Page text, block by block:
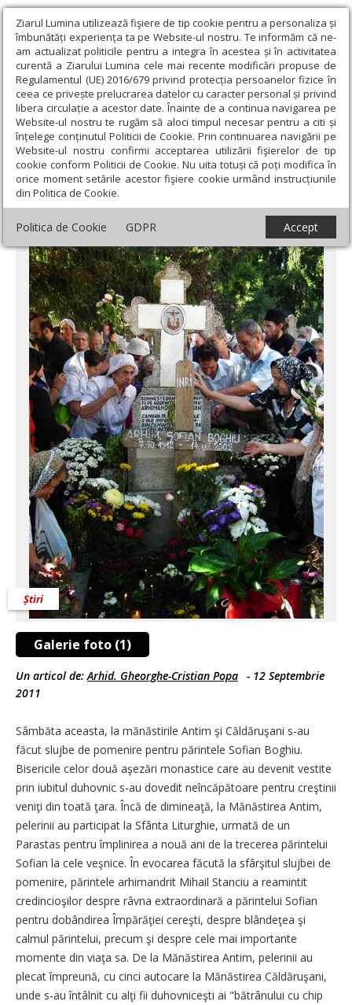
Ziarul Lumina utilizează fişiere de tip cookie pentru a personaliza și
îmbunătăți experiența ta pe Website-ul nostru. Te informăm că ne-
am actualizat politicile pentru a integra în acestea și în activitatea
curentă a Ziarului Lumina cele mai recente modificări propuse de
Regulamentul (UE) 2016/679 privind protecția persoanelor fizice în
ceea ce privește prelucrarea datelor cu caracter personal și privind
libera circulație a acestor date. Înainte de a continua navigarea pe
Website-ul nostru te rugăm să aloci timpul necesar pentru a citi și
înțelege conținutul Politicii de Cookie. Prin continuarea navigării pe
Website-ul nostru confirmi acceptarea utilizării fişierelor de tip
cookie conform Politicii de Cookie. Nu uita totuși că poți modifica în
orice moment setările acestor fişiere cookie urmând instrucțiunile
din Politica de Cookie.
Politica de Cookie GDPR Accept
Ziarul Lumina › Actualitate religioasă › Știri › Sute de creştini s-
au adunat la mormântul părintelui Sofian
Sute de creştini s-au adunat la mormântul
părintelui Sofian
Galerie foto (1)
Știri
Un articol de:Arhid. Gheorghe-Cristian Popa - 12 Septembrie
2011
Sâmbăta aceasta, la mănăstirile Antim şi Căldăruşani s-au
făcut slujbe de pomenire pentru părintele Sofian Boghiu.
Bisericile celor două aşezări monastice care au devenit vestite
prin iubitul duhovnic s-au dovedit neîncăpătoare pentru creştinii
veniţi din toată ţara. Încă de dimineaţă, la Mănăstirea Antim,
pelerinii au participat la Sfânta Liturghie, urmată de un
Parastas pentru împlinirea a nouă ani de la trecerea părintelui
Sofian la cele veşnice. În evocarea făcută la sfârşitul slujbei de
pomenire, părintele arhimandrit Mihail Stanciu a reamintit
credincioşilor despre râvna extraordinară a părintelui Sofian
pentru dobândirea Împărăţiei cereşti, despre blândeţea şi
calmul părintelui, precum şi despre cele mai importante
momente din viaţa sa. De la Mănăstirea Antim, pelerinii au
plecat împreună, cu cinci autocare la Mănăstirea Căldăruşani,
unde s-au întâlnit cu alţi fii duhovniceşti ai "bătrânului cu chip